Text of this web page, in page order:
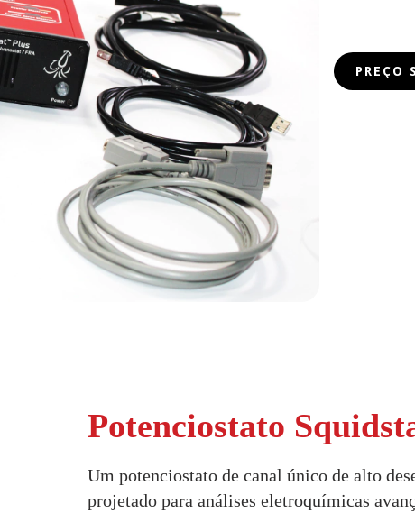
Potenciostato
Um potenciostato de canal único de alto
projetado para análises eletroquímicas